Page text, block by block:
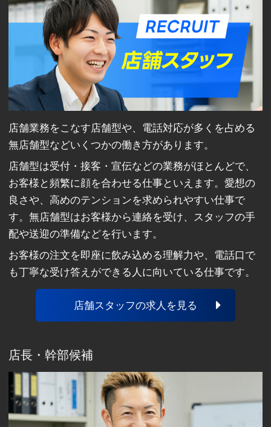
店舗業務をこなす店舗型や、電話対応が多くを占める
無店舗型などいくつかの働き方があります。
店舗型は受付・接客・宣伝などの業務がほとんどで、
お客様と頻繁に顔を合わせる仕事といえます。愛想の
良さや、高めのテンションを求められやすい仕事で
す。無店舗型はお客様から連絡を受け、スタッフの手
配や送迎の準備などを行います。
お客様の注文を即座に飲み込める理解力や、電話口で
も丁寧な受け答えができる人に向いている仕事です。
店舗スタッフの求人を見る
店長・幹部候補